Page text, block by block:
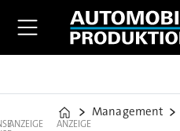
Home
Management
ANZEIGE ANZEIGE